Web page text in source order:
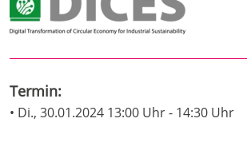
Termin:
• Di., 30.01.2024 13:00 Uhr - 14:30 Uhr